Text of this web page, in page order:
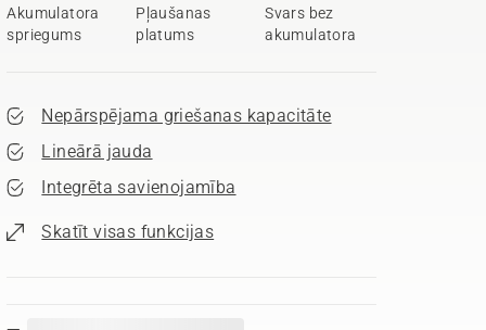
Akumulatora
spriegums
Pļaušanas
platums
Svars bez
akumulatora
Nepārspējama griešanas kapacitāte
Lineārā jauda
Integrēta savienojamība
Skatīt visas funkcijas